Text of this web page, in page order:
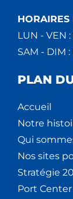
LUN - VEN :
SAM - DIM :
PLAN
Accueil
Notre
Qui
Nos sites
Stratégie
Port Center